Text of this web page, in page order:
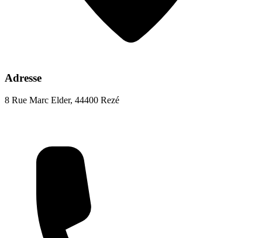
Adresse
8 Rue Marc Elder, 44400 Rezé